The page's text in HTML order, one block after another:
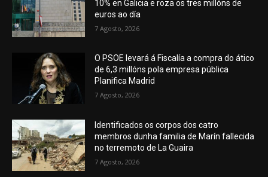
10% en Galicia e roza os tres millóns de
euros ao día
7 Agosto, 2026
O PSOE levará á Fiscalía a compra do ático
de 6,3 millóns pola empresa pública
Planifica Madrid
7 Agosto, 2026
Identificados os corpos dos catro
membros dunha familia de Marín fallecida
no terremoto de La Guaira
7 Agosto, 2026